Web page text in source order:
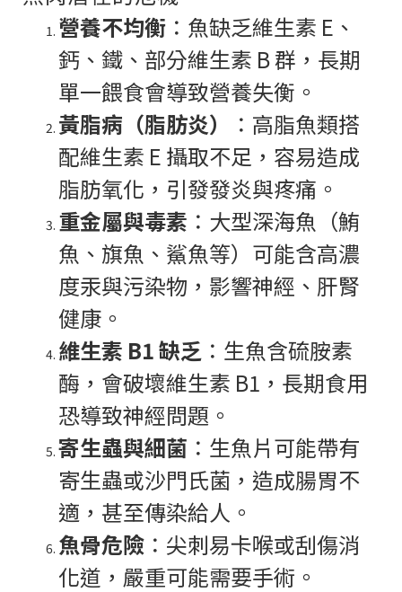
營養不均衡 ：魚缺乏維生素 E、
鈣、鐵、部分維生素 B 群，長期
單一餵食會導致營養失衡。
黃脂病（脂肪炎）
：高脂魚類搭
配維生素 E 攝取不足，容易造成
脂肪氧化，引發發炎與疼痛。
重金屬與毒素 ：大型深海魚（鮪
魚、旗魚、鯊魚等）可能含高濃
度汞與污染物，影響神經、肝腎
健康。
維生素 B1 缺乏 ：生魚含硫胺素
酶，會破壞維生素 B1，長期食用
恐導致神經問題。
寄生蟲與細菌 ：生魚片可能帶有
寄生蟲或沙門氏菌，造成腸胃不
適，甚至傳染給人。
魚骨危險 ：尖刺易卡喉或刮傷消
化道，嚴重可能需要手術。